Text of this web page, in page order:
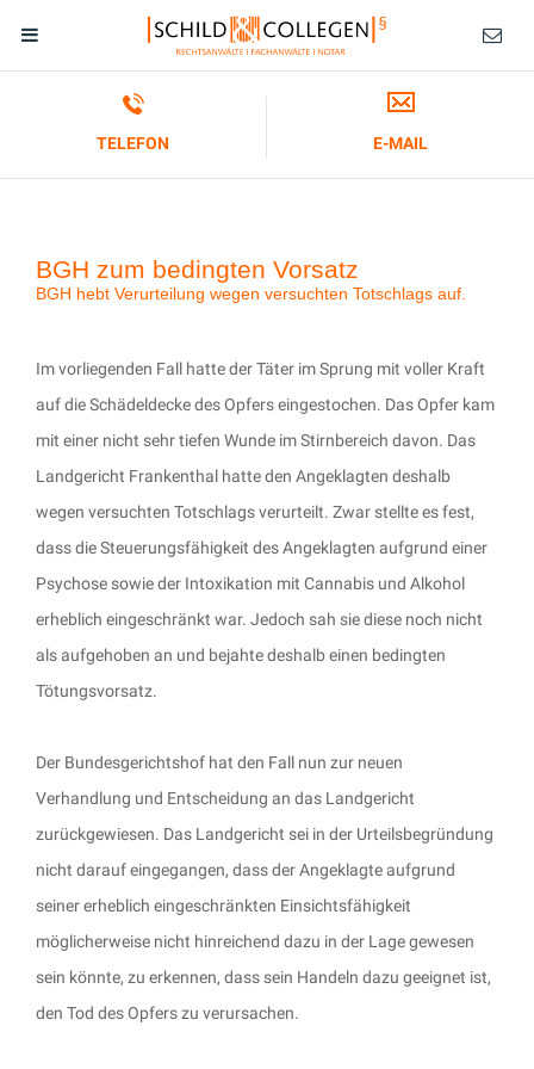
TELEFON E-MAIL
BGH zum bedingten Vorsatz
BGH hebt Verurteilung wegen versuchten Totschlags auf.
Im vorliegenden Fall hatte der Täter im Sprung mit voller Kraft
auf die Schädeldecke des Opfers eingestochen. Das Opfer kam
mit einer nicht sehr tiefen Wunde im Stirnbereich davon. Das
Landgericht Frankenthal hatte den Angeklagten deshalb
wegen versuchten Totschlags verurteilt. Zwar stellte es fest,
dass die Steuerungsfähigkeit des Angeklagten aufgrund einer
Psychose sowie der Intoxikation mit Cannabis und Alkohol
erheblich eingeschränkt war. Jedoch sah sie diese noch nicht
als aufgehoben an und bejahte deshalb einen bedingten
Tötungsvorsatz.
Der Bundesgerichtshof hat den Fall nun zur neuen
Verhandlung und Entscheidung an das Landgericht
zurückgewiesen. Das Landgericht sei in der Urteilsbegründung
nicht darauf eingegangen, dass der Angeklagte aufgrund
seiner erheblich eingeschränkten Einsichtsfähigkeit
möglicherweise nicht hinreichend dazu in der Lage gewesen
sein könnte, zu erkennen, dass sein Handeln dazu geeignet ist,
den Tod des Opfers zu verursachen.